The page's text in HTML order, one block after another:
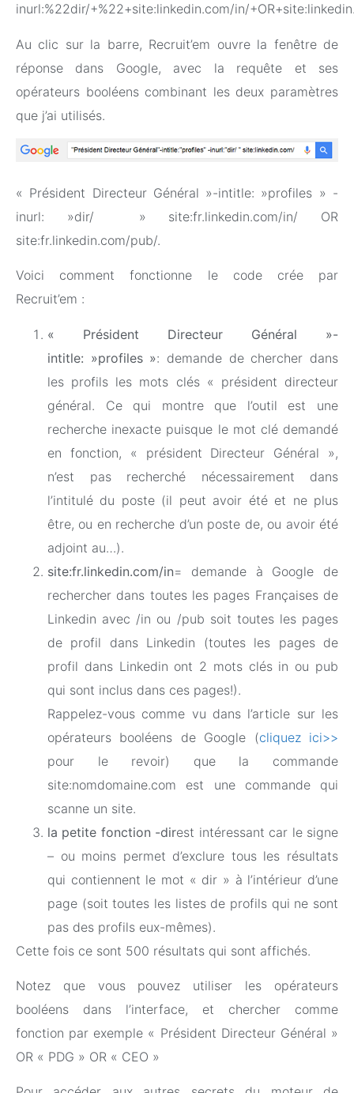
inurl:%22dir/+%22+site:linkedin.com/in/
Au clic sur la barre, Recruit’em ouvre la fenêtre de
réponse dans Google, avec la requête et ses
opérateurs booléens combinant les deux paramètres
que j’ai utilisés.
« Président Directeur Général »-intitle: »profiles » -
inurl: »dir/ » site:fr.linkedin.com/in/ OR
site:fr.linkedin.com/pub/.
Voici comment fonctionne le code crée par
Recruit’em :
« Président Directeur Général »-
intitle: »profiles »: demande de chercher dans
les profils les mots clés « président directeur
général. Ce qui montre que l’outil est une
recherche inexacte puisque le mot clé demandé
en fonction, « président Directeur Général »,
n’est pas recherché nécessairement dans
l’intitulé du poste (il peut avoir été et ne plus
être, ou en recherche d’un poste de, ou avoir été
adjoint au…).
site:fr.linkedin.com/in= demande à Google de
rechercher dans toutes les pages Françaises de
Linkedin avec /in ou /pub soit toutes les pages
de profil dans Linkedin (toutes les pages de
profil dans Linkedin ont 2 mots clés in ou pub
qui sont inclus dans ces pages!).
Rappelez-vous comme vu dans l’article sur les
opérateurs booléens de Google (cliquez ici>>
pour le revoir) que la commande
site:nomdomaine.com est une commande qui
scanne un site.
la petite fonction -direst intéressant car le signe
– ou moins permet d’exclure tous les résultats
qui contiennent le mot « dir » à l’intérieur d’une
page (soit toutes les listes de profils qui ne sont
pas des profils eux-mêmes).
Cette fois ce sont 500 résultats qui sont affichés.
Notez que vous pouvez utiliser les opérateurs
booléens dans l’interface, et chercher comme
fonction par exemple « Président Directeur Général »
OR « PDG » OR « CEO »